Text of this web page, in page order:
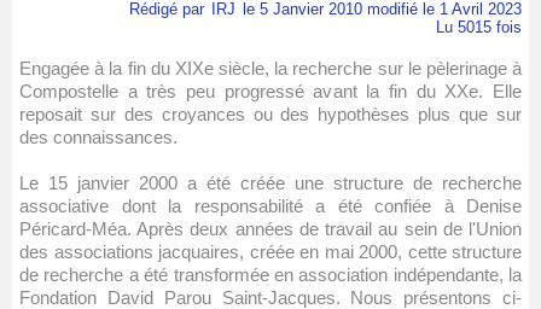
Rédigé par IRJ
le 5 Janvier 2010 modifié le 1 Avril 2023
Lu 5015 fois
Engagée à la fin du XIXe siècle, la recherche sur le pèlerinage à
Compostelle a très peu progressé avant la fin du XXe. Elle
reposait sur des croyances ou des hypothèses plus que sur
des connaissances.
Le 15 janvier 2000 a été créée une structure de recherche
associative dont la responsabilité a été confiée à Denise
Péricard-Méa. Après deux années de travail au sein de l'Union
des associations jacquaires, créée en mai 2000, cette structure
de recherche a été transformée en association indépendante, la
Fondation David Parou Saint-Jacques. Nous présentons ci-